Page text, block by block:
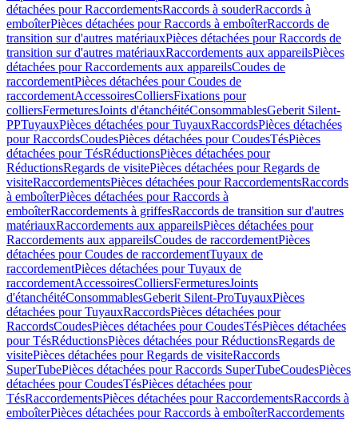
détachées pour RaccordementsRaccords à souderRaccords à
emboîterPièces détachées pour Raccords à emboîterRaccords de
transition sur d'autres matériauxPièces détachées pour Raccords de
transition sur d'autres matériauxRaccordements aux appareilsPièces
détachées pour Raccordements aux appareilsCoudes de
raccordementPièces détachées pour Coudes de
raccordementAccessoiresColliersFixations pour
colliersFermeturesJoints d'étanchéitéConsommablesGeberit Silent-
PPTuyauxPièces détachées pour TuyauxRaccordsPièces détachées
pour RaccordsCoudesPièces détachées pour CoudesTésPièces
détachées pour TésRéductionsPièces détachées pour
RéductionsRegards de visitePièces détachées pour Regards de
visiteRaccordementsPièces détachées pour RaccordementsRaccords
à emboîterPièces détachées pour Raccords à
emboîterRaccordements à griffesRaccords de transition sur d'autres
matériauxRaccordements aux appareilsPièces détachées pour
Raccordements aux appareilsCoudes de raccordementPièces
détachées pour Coudes de raccordementTuyaux de
raccordementPièces détachées pour Tuyaux de
raccordementAccessoiresColliersFermeturesJoints
d'étanchéitéConsommablesGeberit Silent-ProTuyauxPièces
détachées pour TuyauxRaccordsPièces détachées pour
RaccordsCoudesPièces détachées pour CoudesTésPièces détachées
pour TésRéductionsPièces détachées pour RéductionsRegards de
visitePièces détachées pour Regards de visiteRaccords
SuperTubePièces détachées pour Raccords SuperTubeCoudesPièces
détachées pour CoudesTésPièces détachées pour
TésRaccordementsPièces détachées pour RaccordementsRaccords à
emboîterPièces détachées pour Raccords à emboîterRaccordements